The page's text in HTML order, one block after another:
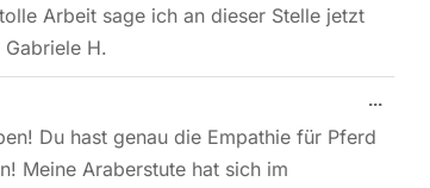
Arbeit sage ich an dieser Stelle jetzt
H.
Du hast genau die Empathie für Pferd
Meine Araberstute hat sich im
...